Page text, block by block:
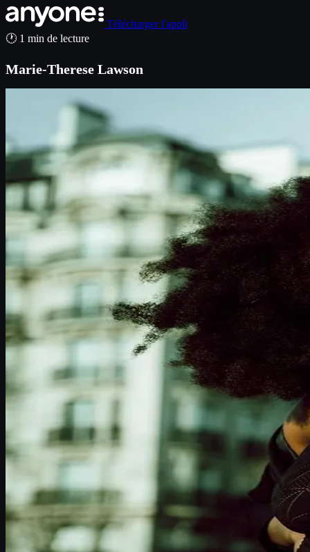
Télécharger l'appli
🕐 1 min de lecture
Marie-Therese Lawson